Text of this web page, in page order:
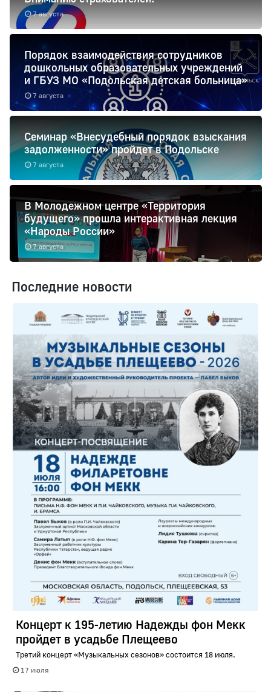
7 августа
7 августа
Порядок взаимодействия сотрудников
дошкольных образовательных учреждений
и ГБУЗ МО «Подольская детская больница»
7 августа
Семинар «Внесудебный порядок взыскания
задолженности» пройдет в Подольске
7 августа
В Молодежном центре «Территория
будущего» прошла интерактивная лекция
«Народы России»
Последние новости
Концерт к 195-летию Надежды фон Мекк
пройдет в усадьбе Плещеево
Третий концерт «Музыкальных сезонов» состоится 18 июля.
17 июля